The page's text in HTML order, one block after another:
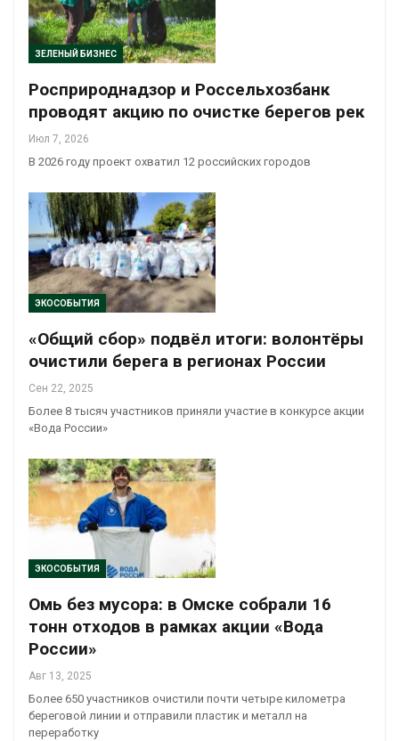
ЗЕЛЕНЫЙ БИЗНЕС
Росприроднадзор и Россельхозбанк
проводят акцию по очистке берегов рек
Июл 7, 2026
В 2026 году проект охватил 12 российских городов
ЭКОСОБЫТИЯ
«Общий сбор» подвёл итоги: волонтёры
очистили берега в регионах России
Сен 22, 2025
Более 8 тысяч участников приняли участие в конкурсе акции
«Вода России»
ЭКОСОБЫТИЯ
Омь без мусора: в Омске собрали 16
тонн отходов в рамках акции «Вода
России»
Авг 13, 2025
Более 650 участников очистили почти четыре километра
береговой линии и отправили пластик и металл на
переработку